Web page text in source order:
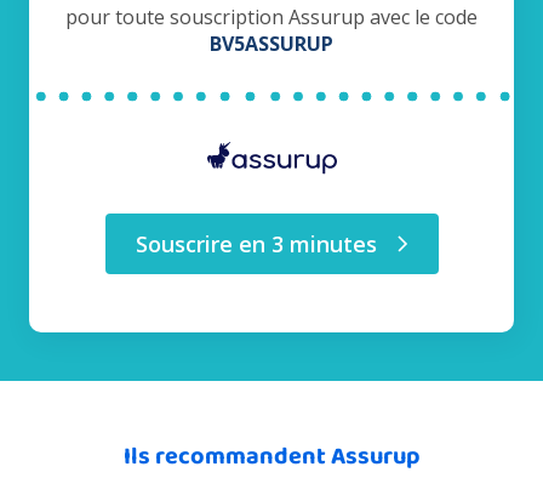
pour toute souscription Assurup avec le code
BV5ASSURUP
Souscrire en 3 minutes
Ils recommandent Assurup